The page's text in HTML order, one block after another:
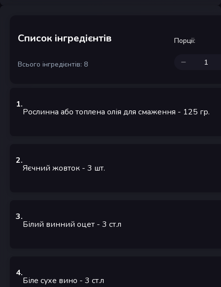
Список інгредієнтів
Всього інгредієнтів: 8
Порції:
1.
Рослинна або топлена олія для смаження - 125 гр.
2.
Яєчний жовток - 3 шт.
3.
Білий винний оцет - 3 ст.л
4.
Біле сухе вино - 3 ст.л